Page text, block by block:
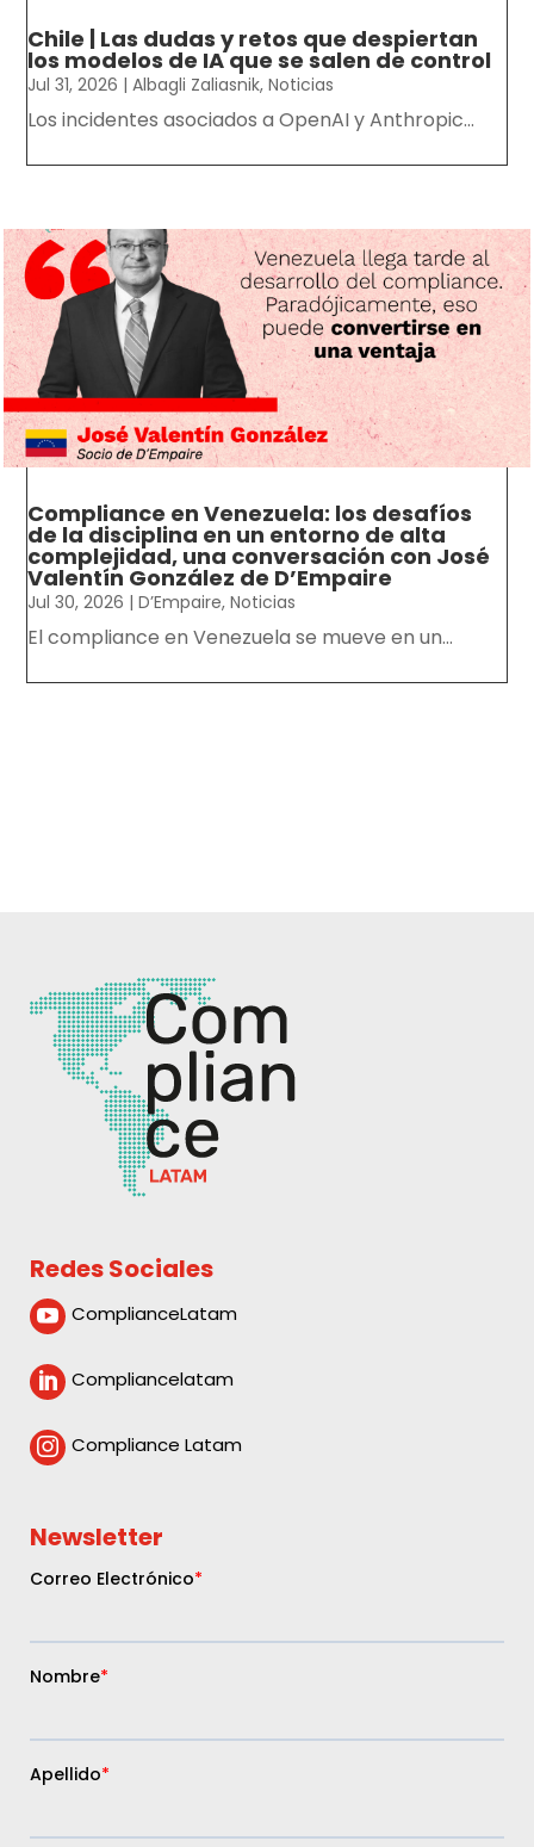
Chile | Las dudas y retos que despiertan
los modelos de IA que se salen de control
Jul 31, 2026 |Albagli Zaliasnik,Noticias
Los incidentes asociados a OpenAI y Anthropic...
Compliance en Venezuela: los desafíos
de la disciplina en un entorno de alta
complejidad, una conversación con José
Valentín González de D’Empaire
Jul 30, 2026 |D’Empaire,Noticias
El compliance en Venezuela se mueve en un...
Redes Sociales
 ComplianceLatam
 Compliancelatam
 Compliance Latam
Newsletter